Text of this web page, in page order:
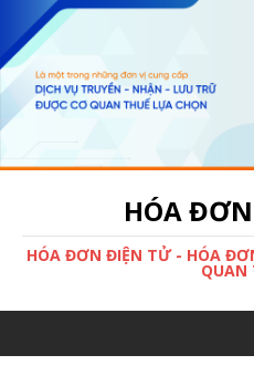
HÓA
HÓA ĐƠN ĐIỆN TỬ - HÓA
QUAN